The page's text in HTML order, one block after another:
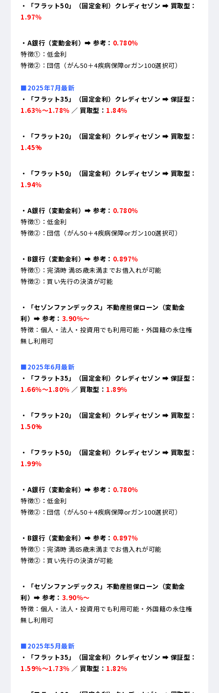
・「フラット50」（固定金利）クレディセゾン ➡ 買取型：
1.97％
・A銀行（変動金利）➡ 参考： 0.780％
特徴①：低金利
特徴②：団信（がん50＋4疾病保障orガン100選択可）
■2025年7月最新
・「フラット35」（固定金利）クレディセゾン ➡ 保証型：
1.63％～1.78％ ／ 買取型： 1.84％
・「フラット20」（固定金利）クレディセゾン ➡ 買取型：
1.45%
・「フラット50」（固定金利）クレディセゾン ➡ 買取型：
1.94％
・A銀行（変動金利）➡ 参考： 0.780％
特徴①：低金利
特徴②：団信（がん50＋4疾病保障orガン100選択可）
・B銀行（変動金利）➡ 参考： 0.897％
特徴①：完済時 満85歳未満までお借入れが可能
特徴②：買い先行の決済が可能
・「セゾンファンデックス」不動産担保ローン（変動金
利）➡ 参考： 3.90％～
特徴：個人・法人・投資用でも利用可能・外国籍の永住権
無し利用可
■2025年6月最新
・「フラット35」（固定金利）クレディセゾン ➡ 保証型：
1.66％～1.80％ ／ 買取型： 1.89％
・「フラット20」（固定金利）クレディセゾン ➡ 買取型：
1.50%
・「フラット50」（固定金利）クレディセゾン ➡ 買取型：
1.99％
・A銀行（変動金利）➡ 参考： 0.780％
特徴①：低金利
特徴②：団信（がん50＋4疾病保障orガン100選択可）
・B銀行（変動金利）➡ 参考： 0.897％
特徴①：完済時 満85歳未満までお借入れが可能
特徴②：買い先行の決済が可能
・「セゾンファンデックス」不動産担保ローン（変動金
利）➡ 参考： 3.90％～
特徴：個人・法人・投資用でも利用可能・外国籍の永住権
無し利用可
■2025年5月最新
・「フラット35」（固定金利）クレディセゾン ➡ 保証型：
1.59％～1.73％ ／ 買取型： 1.82％